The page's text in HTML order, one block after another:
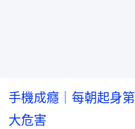
手機成癮｜每朝起身
大危害